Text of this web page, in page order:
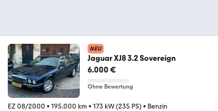
NEU
Jaguar XJ8 3.2 Sovereign
6.000 €
Ohne Bewertung
EZ 08/2000 • 195.000 km • 173 kW (235 PS) • Benzin